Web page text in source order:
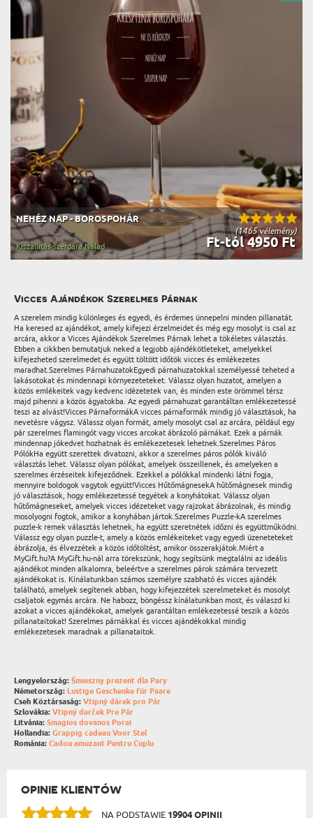
(1465 vélemény)
NEHÉZ NAP - BOROSPOHÁR
Ft-tól 4950 Ft
Kiszállítás szerdára Nálad
Vicces Ajándékok Szerelmes Párnak
A szerelem mindig különleges és egyedi, és érdemes ünnepelni minden pillanatát.
Ha keresed az ajándékot, amely kifejezi érzelmeidet és még egy mosolyt is csal az
arcára, akkor a Vicces Ajándékok Szerelmes Párnak lehet a tökéletes választás.
Ebben a cikkben bemutatjuk neked a legjobb ajándékötleteket, amelyekkel
kifejezheted szerelmedet és együtt töltött időtök vicces és emlékezetes
maradhat.Szerelmes PárnahuzatokEgyedi párnahuzatokkal személyessé teheted a
lakásotokat és mindennapi környezeteteket. Válassz olyan huzatot, amelyen a
közös emlékeitek vagy kedvenc idézetetek van, és minden este örömmel térsz
majd pihenni a közös ágyatokba. Az egyedi párnahuzat garantáltan emlékezetessé
teszi az alvást!Vicces PárnaformákA vicces párnaformák mindig jó választások, ha
nevetésre vágysz. Válassz olyan formát, amely mosolyt csal az arcára, például egy
pár szerelmes flamingót vagy vicces arcokat ábrázoló párnákat. Ezek a párnák
mindennap jókedvet hozhatnak és emlékezetesek lehetnek.Szerelmes Páros
PólókHa együtt szerettek divatozni, akkor a szerelmes páros pólók kiváló
választás lehet. Válassz olyan pólókat, amelyek összeillenek, és amelyeken a
szerelmes érzéseitek kifejeződnek. Ezekkel a pólókkal mindenki látni fogja,
mennyire boldogok vagytok együtt!Vicces HűtőmágnesekA hűtőmágnesek mindig
jó választások, hogy emlékezetessé tegyétek a konyhátokat. Válassz olyan
hűtőmágneseket, amelyek vicces idézeteket vagy rajzokat ábrázolnak, és mindig
mosolyogni fogtok, amikor a konyhában jártok.Szerelmes Puzzle-kA szerelmes
puzzle-k remek választás lehetnek, ha együtt szeretnétek időzni és együttműködni.
Válassz egy olyan puzzle-t, amely a közös emlékeiteket vagy egyedi üzeneteteket
ábrázolja, és élvezzétek a közös időtöltést, amikor összerakjátok.Miért a
MyGift.hu?A MyGift.hu-nál arra törekszünk, hogy segítsünk megtalálni az ideális
ajándékot minden alkalomra, beleértve a szerelmes párok számára tervezett
ajándékokat is. Kínálatunkban számos személyre szabható és vicces ajándék
található, amelyek segítenek abban, hogy kifejezzétek szerelmeteket és mosolyt
csaljatok egymás arcára. Ne habozz, böngéssz kínálatunkban most, és válaszd ki
azokat a vicces ajándékokat, amelyek garantáltan emlékezetessé teszik a közös
pillanataitokat! Szerelmes párnákkal és vicces ajándékokkal mindig
emlékezetesek maradnak a pillanataitok.
Lengyelország: Śmieszny prezent dla Pary
Németország: Lustige Geschenke für Paare
Cseh Köztársaság: Vtipný dárek pro Pár
Szlovákia: Vtipný darček Pre Pár
Litvánia: Smagios dovanos Porai
Hollandia: Grappig cadeau Voor Stel
Románia: Cadou amuzant Pentru Cuplu
OPINIE KLIENTÓW
NA PODSTAWIE 19904 OPINII